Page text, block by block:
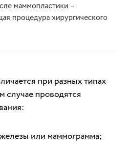
маммопластики –
процедура хирургического
при разных типах
случае проводятся
или маммограмма;